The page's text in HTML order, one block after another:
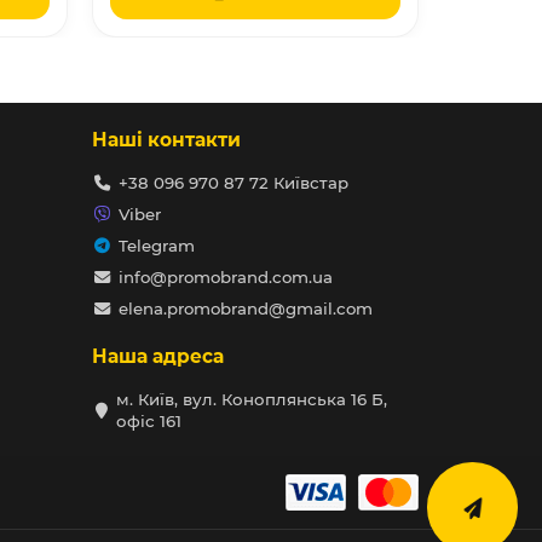
Наші контакти
+38 096 970 87 72 Київстар
Viber
Telegram
info@promobrand.com.ua
elena.promobrand@gmail.com
Наша адреса
м. Київ, вул. Коноплянська 16 Б,
офіс 161